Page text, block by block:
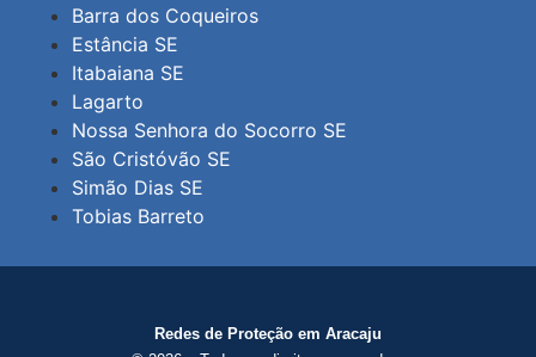
Barra dos Coqueiros
Estância SE
Itabaiana SE
Lagarto
Nossa Senhora do Socorro SE
São Cristóvão SE
Simão Dias SE
Tobias Barreto
Redes de Proteção em Aracaju